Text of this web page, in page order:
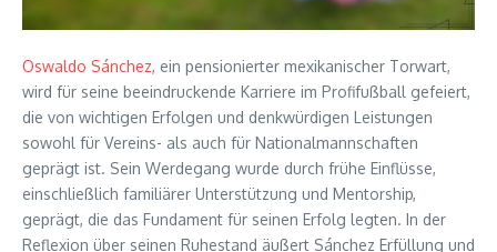
Oswaldo Sánchez, ein pensionierter mexikanischer Torwart,
wird für seine beeindruckende Karriere im Profifußball gefeiert,
die von wichtigen Erfolgen und denkwürdigen Leistungen
sowohl für Vereins- als auch für Nationalmannschaften
geprägt ist. Sein Werdegang wurde durch frühe Einflüsse,
einschließlich familiärer Unterstützung und Mentorship,
geprägt, die das Fundament für seinen Erfolg legten. In der
Reflexion über seinen Ruhestand äußert Sánchez Erfüllung und